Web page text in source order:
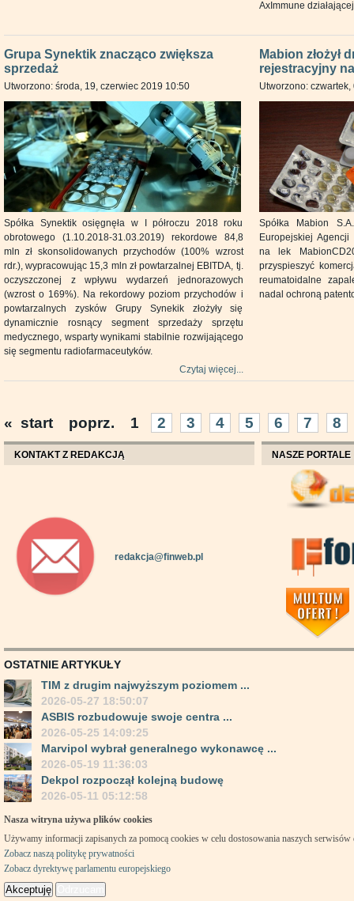
AxImmune
Grupa Synektik znacząco zwiększa
sprzedaż
Utworzono: środa, 19, czerwiec 2019 10:50
Spółka Synektik osięgnęła w I półroczu 2018 roku
obrotowego (1.10.2018-31.03.2019) rekordowe 84,8
mln zł skonsolidowanych przychodów (100% wzrost
rdr.), wypracowując 15,3 mln zł powtarzalnej EBITDA, tj.
oczyszczonej z wpływu wydarzeń jednorazowych
(wzrost o 169%). Na rekordowy poziom przychodów i
powtarzalnych zysków Grupy Synekik złożyły się
dynamicznie rosnący segment sprzedaży sprzętu
medycznego, wsparty wynikami stabilnie rozwijającego
się segmentu radiofarmaceutyków.
Czytaj więcej...
Mabion złożył
rejestracyjny
Utworzono:
Spółka Mabion
Europejskiej
na lek
przyspieszyć
reumatoidalne
nadal ochroną
« start poprz. 1 2 3 4 5 6 7 8
KONTAKT Z REDAKCJĄ
redakcja@finweb.pl
NASZE PORTALE
OSTATNIE ARTYKUŁY
TIM z drugim najwyższym poziomem ...
2026-05-27 18:50:07
ASBIS rozbudowuje swoje centra ...
2026-05-25 14:09:25
Marvipol wybrał generalnego wykonawcę ...
2026-05-19 11:36:03
Dekpol rozpoczął kolejną budowę
2026-05-11 05:12:58
Nasza witryna używa plików cookies
Używamy informacji zapisanych za pomocą cookies w celu dostosowania naszych
Zobacz naszą politykę prywatności
Zobacz dyrektywę parlamentu europejskiego
Akceptuję